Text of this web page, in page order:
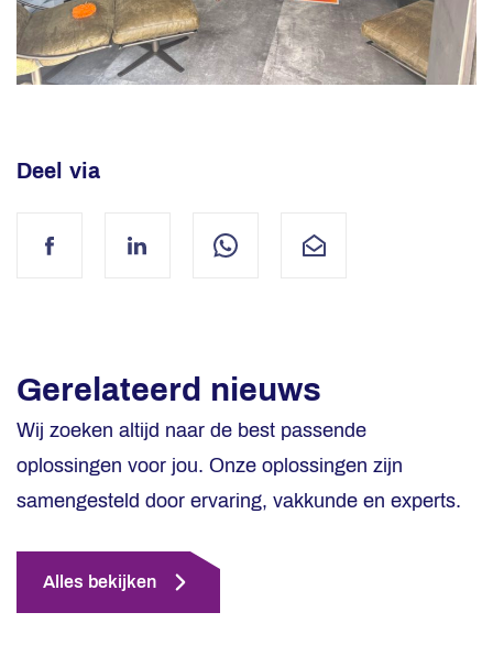
Deel via
FacebookLinkedIn WhatsAppMail
Gerelateerd nieuws
Wij zoeken altijd naar de best passende
oplossingen voor jou. Onze oplossingen zijn
samengesteld door ervaring, vakkunde en experts.
Alles bekijken